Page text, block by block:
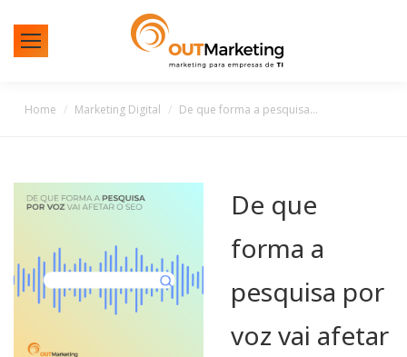
You are here:
Home Marketing Digital De que forma a pesquisa…
De que
forma a
pesquisa por
voz vai afetar